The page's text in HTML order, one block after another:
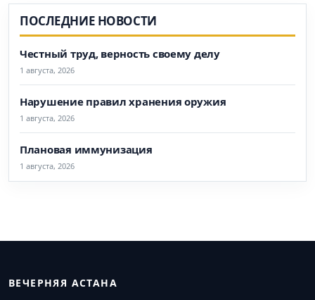
ПОСЛЕДНИЕ НОВОСТИ
Честный труд, верность своему делу
1 августа, 2026
Нарушение правил хранения оружия
1 августа, 2026
Плановая иммунизация
1 августа, 2026
ВЕЧЕРНЯЯ АСТАНА